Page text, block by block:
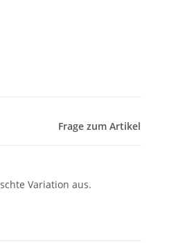
Frage zum Artikel
Variation aus.